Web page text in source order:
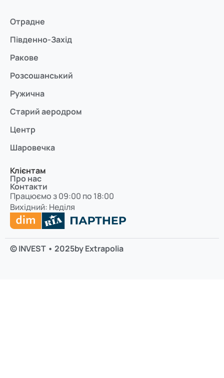
Отрадне
Південно-Захід
Ракове
Розсошанський
Ружична
Старий аеродром
Центр
Шаровечка
Клієнтам
Про нас
Контакти
Працюємо з 09:00 по 18:00
Вихідний: Неділя
© INVEST • 2025by Extrapolia